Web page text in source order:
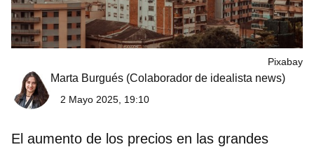
Pixabay
Marta Burgués (Colaborador de idealista news)
2 Mayo 2025, 19:10
El aumento de los precios en las grandes